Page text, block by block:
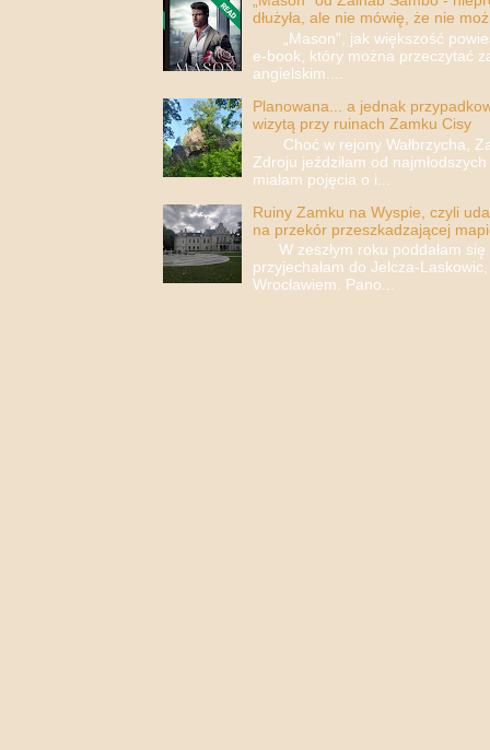
dłużyła, ale nie mówię, że nie
„Mason”, jak większość
e-book, który można przeczytać
angielskim....
Planowana... a jednak
wizytą przy ruinach Zamku Cisy
Choć w rejony Wałbrzycha,
Zdroju jeździłam od
miałam pojęcia o i...
Ruiny Zamku na Wyspie, czyli
na przekór przeszkadzającej
W zeszłym roku poddałam się
przyjechałam do Jelcza-
Wrocławiem. Pano...